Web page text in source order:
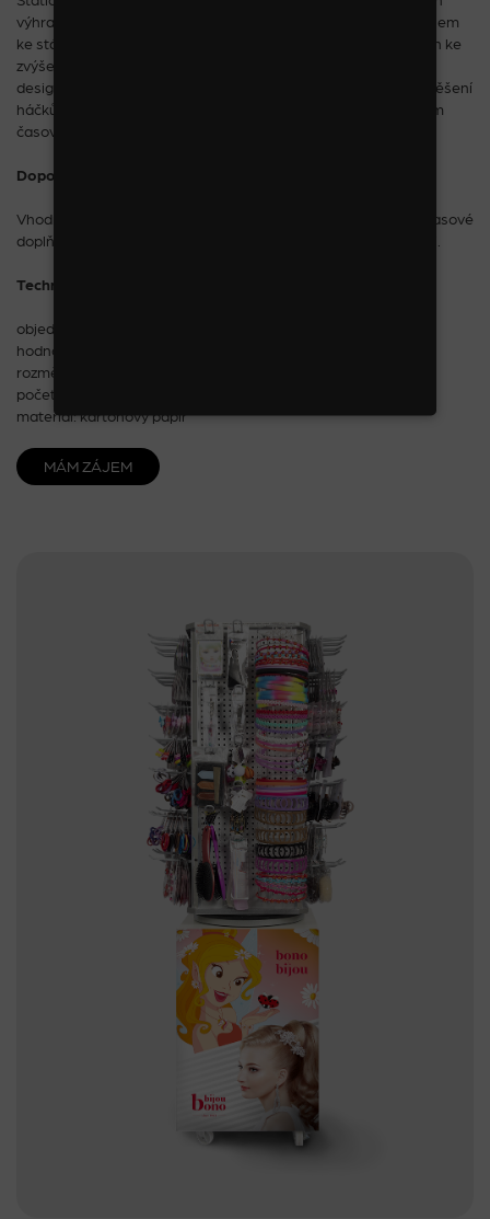
výhradně pro slevové a akční zboží. Je tedy bonusovým stojanem
ke stávajícímu stojanu nebo dočasně nahrazuje stávající stojan ke
zvýšení atraktivity prodejny a sortimentu. Vyjímá se poutavým
designem a díky dostatečnému prostoru a OZAP systému zavěšení
háčků pojme dostatek produktů, které chcete prodat v krátkém
časovém horizontu.
Doporučené zboží:
Vhodný pro sponky, gumičky, skřipce, pérka, čelenky a další vlasové
doplňky, dětskou a dámskou bižuterii a šperky z nerezové oceli.
Technické parametry:
objednací číslo: 0A0424
hodnota navěšeného zboží: od 15 000 Kč bez DPH
rozměr: v 170 x š 70 x h 50 cm
počet háčků: 20 ks
materiál: kartonový papír
MÁM ZÁJEM